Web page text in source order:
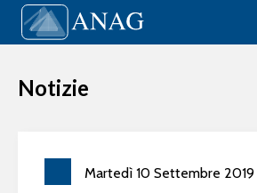
Vai al contenuto
Main Navigation
Notizie
Martedì 10 Settembre 2019